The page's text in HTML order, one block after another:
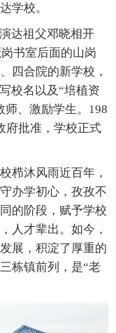
学校。
达祖父邓晓相开
书室后面的山岗
四合院的新学校，
校名以及“培植资
师、激励学生。198
府批准，学校正式
沐风雨近百年，
办学初心，孜孜不
的阶段，赋予学校
人才辈出。如今，
展，积淀了厚重的
栋镇前列，是“老